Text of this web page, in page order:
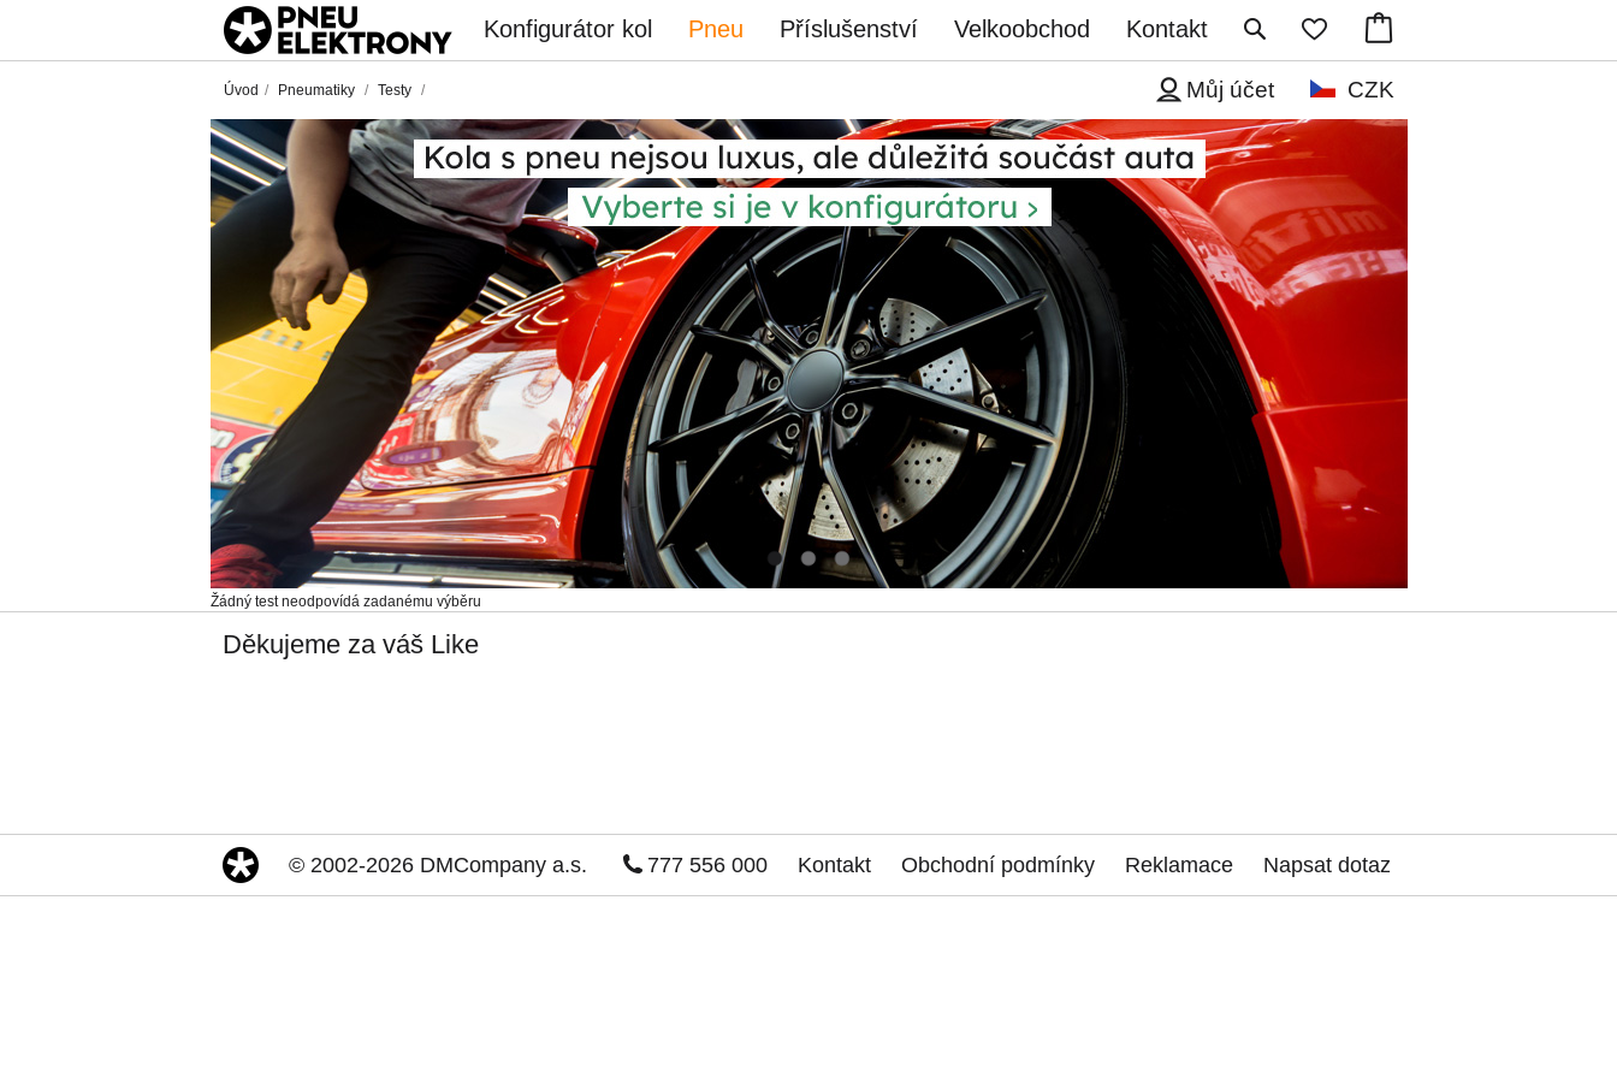
Kontakt
Velkoobchod
Příslušenství
Pneu
Konfigurátor kol
Úvod / Pneumatiky / Testy / CZK
Můj účet
Žádný test neodpovídá zadanému výběru
Děkujeme za váš Like
© 2002-2026 DMCompany a.s. 777 556 000 Kontakt Obchodní podmínky Reklamace Napsat dotaz